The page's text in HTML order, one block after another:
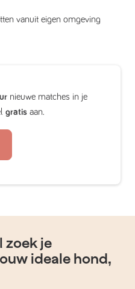
vanuit eigen omgeving
nieuwe matches in je
gratis aan.
zoek je
ideale hond,